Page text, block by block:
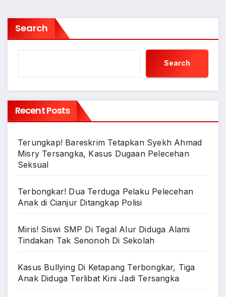
Search
Search
Recent Posts
Terungkap! Bareskrim Tetapkan Syekh Ahmad
Misry Tersangka, Kasus Dugaan Pelecehan
Seksual
Terbongkar! Dua Terduga Pelaku Pelecehan
Anak di Cianjur Ditangkap Polisi
Miris! Siswi SMP Di Tegal Alur Diduga Alami
Tindakan Tak Senonoh Di Sekolah
Kasus Bullying Di Ketapang Terbongkar, Tiga
Anak Diduga Terlibat Kini Jadi Tersangka